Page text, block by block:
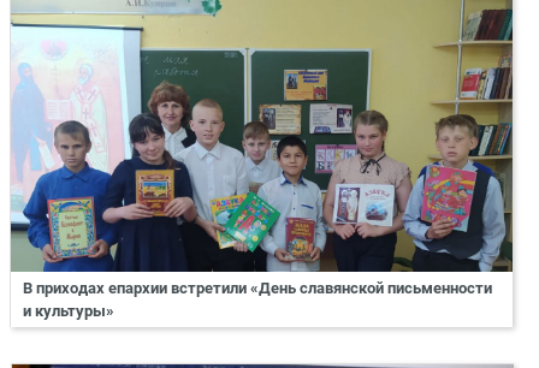
В приходах епархии встретили «День славянской письменности
и культуры»